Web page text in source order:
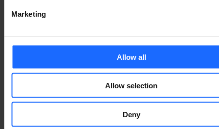
Marketing
Allow all
Allow selection
Deny
СУПУТНІ ТОВАРИ